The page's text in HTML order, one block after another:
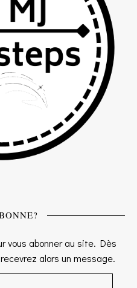
vous abonner au site. Dès
alors un message.